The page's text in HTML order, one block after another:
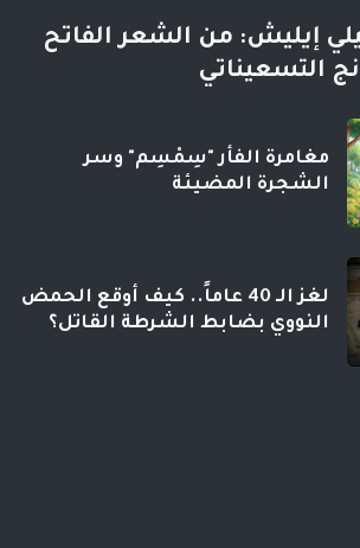
إيليش: من الشعر الفاتح
التسعيناتي
مغامرة الفأر "سِمْسِم" وسر
الشجرة المضيئة
لغز الـ 40 عاماً.. كيف أوقع الحمض
النووي بضابط الشرطة القاتل؟